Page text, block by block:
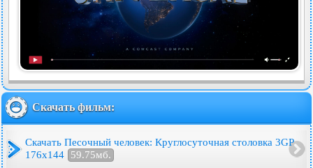
Скачать фильм:
Скачать Песочный человек: Круглосуточная столовка 3GP
176x144
59.75мб.